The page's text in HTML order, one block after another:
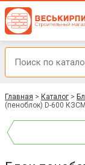
Главная > Каталог >
(пеноблок) D-600